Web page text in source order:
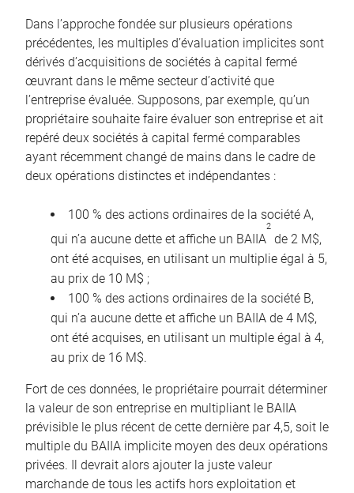
Dans l’approche fondée sur plusieurs opérations
précédentes, les multiples d’évaluation implicites sont
dérivés d’acquisitions de sociétés à capital fermé
œuvrant dans le même secteur d’activité que
l’entreprise évaluée. Supposons, par exemple, qu’un
propriétaire souhaite faire évaluer son entreprise et ait
repéré deux sociétés à capital fermé comparables
ayant récemment changé de mains dans le cadre de
deux opérations distinctes et indépendantes :
100 % des actions ordinaires de la société A,
qui n’a aucune dette et affiche un BAIIA
2
de 2 M$,
ont été acquises, en utilisant un multiplie égal à 5,
au prix de 10 M$ ;
100 % des actions ordinaires de la société B,
qui n’a aucune dette et affiche un BAIIA de 4 M$,
ont été acquises, en utilisant un multiple égal à 4,
au prix de 16 M$.
Fort de ces données, le propriétaire pourrait déterminer
la valeur de son entreprise en multipliant le BAIIA
prévisible le plus récent de cette dernière par 4,5, soit le
multiple du BAIIA implicite moyen des deux opérations
privées. Il devrait alors ajouter la juste valeur
marchande de tous les actifs hors exploitation et